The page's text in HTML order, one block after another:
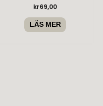
kr69,00
LÄS MER